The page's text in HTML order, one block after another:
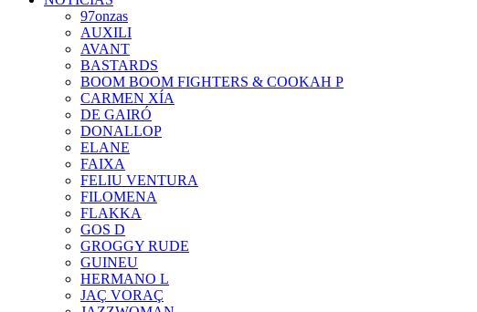
97onzas
AUXILI
AVANT
BASTARDS
BOOM BOOM FIGHTERS & COOKAH P
CARMEN XÍA
DE GAIRÓ
DONALLOP
ELANE
FAIXA
FELIU VENTURA
FILOMENA
FLAKKA
GOS D
GROGGY RUDE
GUINEU
HERMANO L
JAÇ VORAÇ